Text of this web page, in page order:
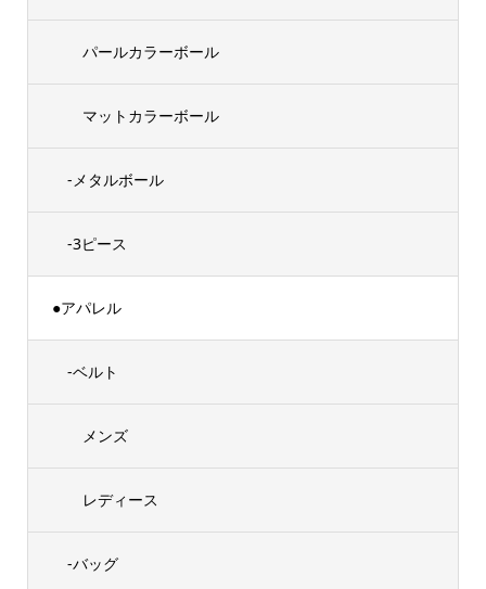
パールカラーボール
マットカラーボール
-メタルボール
-3ピース
●アパレル
-ベルト
メンズ
レディース
-バッグ